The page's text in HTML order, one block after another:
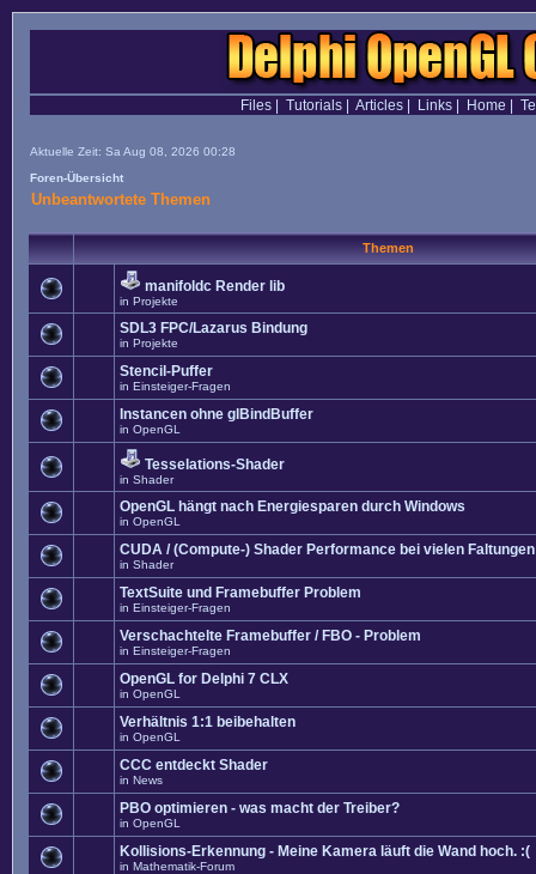
Files| Tutorials| Articles| Links| Home
Aktuelle Zeit: Sa Aug 08, 2026 00:28
Foren-Übersicht
Unbeantwortete Themen
Themen
manifoldc Render lib
in Projekte
SDL3 FPC/Lazarus Bindung
in Projekte
Stencil-Puffer
in Einsteiger-Fragen
Instancen ohne glBindBuffer
in OpenGL
Tesselations-Shader
in Shader
OpenGL hängt nach Energiesparen durch Windows
in OpenGL
CUDA / (Compute-) Shader Performance bei vielen Faltungen
in Shader
TextSuite und Framebuffer Problem
in Einsteiger-Fragen
Verschachtelte Framebuffer / FBO - Problem
in Einsteiger-Fragen
OpenGL for Delphi 7 CLX
in OpenGL
Verhältnis 1:1 beibehalten
in OpenGL
CCC entdeckt Shader
in News
PBO optimieren - was macht der Treiber?
in OpenGL
Kollisions-Erkennung - Meine Kamera läuft die Wand hoch. :(
in Mathematik-Forum